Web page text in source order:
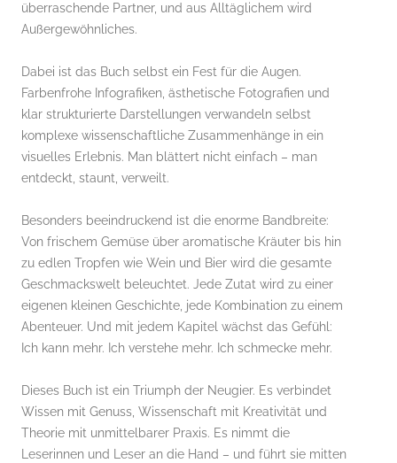
überraschende Partner, und aus Alltäglichem wird
Außergewöhnliches.
Dabei ist das Buch selbst ein Fest für die Augen.
Farbenfrohe Infografiken, ästhetische Fotografien und
klar strukturierte Darstellungen verwandeln selbst
komplexe wissenschaftliche Zusammenhänge in ein
visuelles Erlebnis. Man blättert nicht einfach – man
entdeckt, staunt, verweilt.
Besonders beeindruckend ist die enorme Bandbreite:
Von frischem Gemüse über aromatische Kräuter bis hin
zu edlen Tropfen wie Wein und Bier wird die gesamte
Geschmackswelt beleuchtet. Jede Zutat wird zu einer
eigenen kleinen Geschichte, jede Kombination zu einem
Abenteuer. Und mit jedem Kapitel wächst das Gefühl:
Ich kann mehr. Ich verstehe mehr. Ich schmecke mehr.
Dieses Buch ist ein Triumph der Neugier. Es verbindet
Wissen mit Genuss, Wissenschaft mit Kreativität und
Theorie mit unmittelbarer Praxis. Es nimmt die
Leserinnen und Leser an die Hand – und führt sie mitten